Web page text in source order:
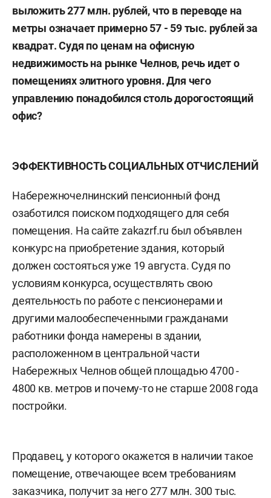
выложить 277 млн. рублей, что в переводе на
метры означает примерно 57 - 59 тыс. рублей за
квадрат. Судя по ценам на офисную
недвижимость на рынке Челнов, речь идет о
помещениях элитного уровня. Для чего
управлению понадобился столь дорогостоящий
офис?
ЭФФЕКТИВНОСТЬ СОЦИАЛЬНЫХ ОТЧИСЛЕНИЙ
Набережночелнинский пенсионный фонд
озаботился поиском подходящего для себя
помещения. На сайте zakazrf.ru был объявлен
конкурс на приобретение здания, который
должен состояться уже 19 августа. Судя по
условиям конкурса, осуществлять свою
деятельность по работе с пенсионерами и
другими малообеспеченными гражданами
работники фонда намерены в здании,
расположенном в центральной части
Набережных Челнов общей площадью 4700 -
4800 кв. метров и почему-то не старше 2008 года
постройки.
Продавец, у которого окажется в наличии такое
помещение, отвечающее всем требованиям
заказчика, получит за него 277 млн. 300 тыс.